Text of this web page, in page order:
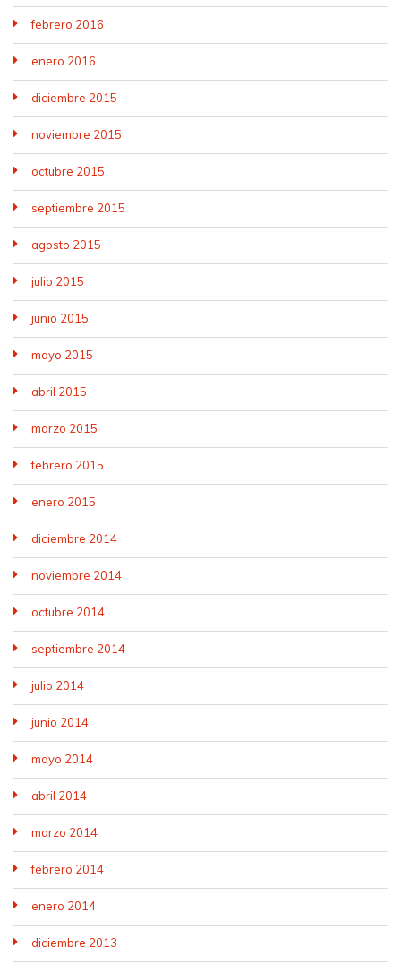
febrero 2016
enero 2016
diciembre 2015
noviembre 2015
octubre 2015
septiembre 2015
agosto 2015
julio 2015
junio 2015
mayo 2015
abril 2015
marzo 2015
febrero 2015
enero 2015
diciembre 2014
noviembre 2014
octubre 2014
septiembre 2014
julio 2014
junio 2014
mayo 2014
abril 2014
marzo 2014
febrero 2014
enero 2014
diciembre 2013